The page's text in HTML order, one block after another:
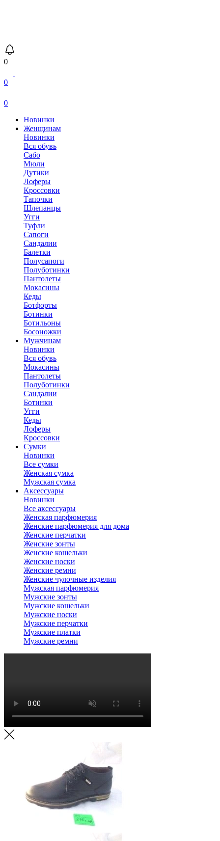
0
0
0
Новинки
Женщинам
Новинки
Вся обувь
Сабо
Мюли
Дутики
Лоферы
Кроссовки
Тапочки
Шлепанцы
Угги
Туфли
Сапоги
Сандалии
Балетки
Полусапоги
Полуботинки
Пантолеты
Мокасины
Кеды
Ботфорты
Ботинки
Ботильоны
Босоножки
Мужчинам
Новинки
Вся обувь
Мокасины
Пантолеты
Полуботинки
Сандалии
Ботинки
Угги
Кеды
Лоферы
Кроссовки
Сумки
Новинки
Все сумки
Женская сумка
Мужская сумка
Аксессуары
Новинки
Все аксессуары
Женская парфюмерия
Женские парфюмерия для дома
Женские перчатки
Женские зонты
Женские кошельки
Женские носки
Женские ремни
Женские чулочные изделия
Мужская парфюмерия
Мужские зонты
Мужские кошельки
Мужские носки
Мужские перчатки
Мужские платки
Мужские ремни